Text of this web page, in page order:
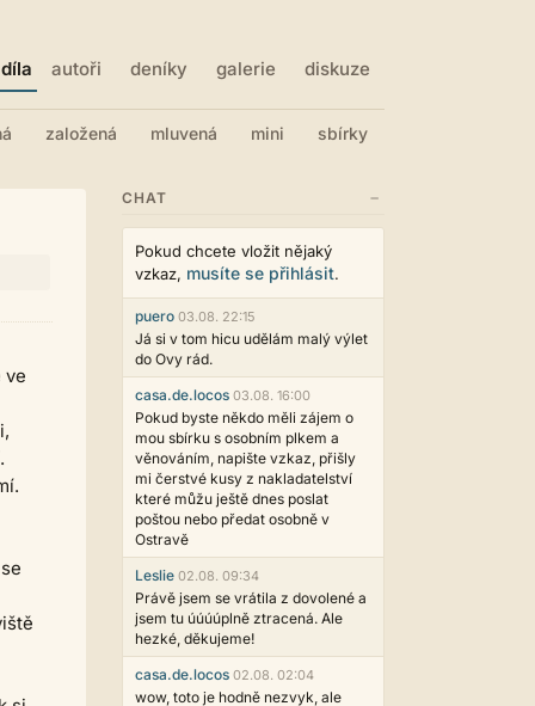
díla autoři deníky galerie diskuze
založená mluvená mini sbírky
ve
CHAT −
Pokud chcete vložit nějaký
vzkaz, musíte se přihlásit.
puero 03.08. 22:15
Já si v tom hicu udělám malý výlet
do Ovy rád.
casa.de.locos 03.08. 16:00
Pokud byste někdo měli zájem o
mou sbírku s osobním plkem a
věnováním, napište vzkaz, přišly
mi čerstvé kusy z nakladatelství
které můžu ještě dnes poslat
poštou nebo předat osobně v
Ostravě
Leslie 02.08. 09:34
Právě jsem se vrátila z dovolené a
jsem tu úúúúplně ztracená. Ale
hezké, děkujeme!
casa.de.locos 02.08. 02:04
wow, toto je hodně nezvyk, ale